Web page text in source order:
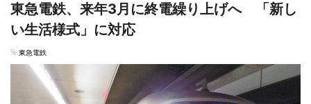
東急電鉄、来年3月に終電繰り上げへ 「新し
い生活様式」に対応
東急電鉄